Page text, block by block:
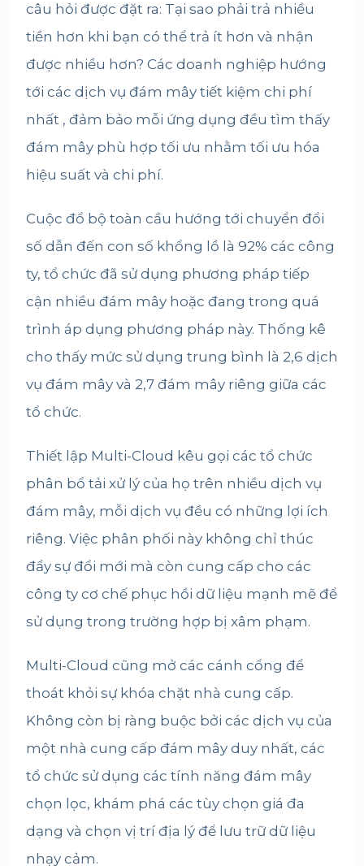
câu hỏi được đặt ra: Tại sao phải trả nhiều
tiền hơn khi bạn có thể trả ít hơn và nhận
được nhiều hơn? Các doanh nghiệp hướng
tới các dịch vụ đám mây tiết kiệm chi phí
nhất , đảm bảo mỗi ứng dụng đều tìm thấy
đám mây phù hợp tối ưu nhằm tối ưu hóa
hiệu suất và chi phí.
Cuộc đổ bộ toàn cầu hướng tới chuyển đổi
số dẫn đến con số khổng lồ là 92% các công
ty, tổ chức đã sử dụng phương pháp tiếp
cận nhiều đám mây hoặc đang trong quá
trình áp dụng phương pháp này. Thống kê
cho thấy mức sử dụng trung bình là 2,6 dịch
vụ đám mây và 2,7 đám mây riêng giữa các
tổ chức.
Thiết lập Multi-Cloud kêu gọi các tổ chức
phân bổ tải xử lý của họ trên nhiều dịch vụ
đám mây, mỗi dịch vụ đều có những lợi ích
riêng. Việc phân phối này không chỉ thúc
đẩy sự đổi mới mà còn cung cấp cho các
công ty cơ chế phục hồi dữ liệu mạnh mẽ để
sử dụng trong trường hợp bị xâm phạm.
Multi-Cloud cũng mở các cánh cổng để
thoát khỏi sự khóa chặt nhà cung cấp.
Không còn bị ràng buộc bởi các dịch vụ của
một nhà cung cấp đám mây duy nhất, các
tổ chức sử dụng các tính năng đám mây
chọn lọc, khám phá các tùy chọn giá đa
dạng và chọn vị trí địa lý để lưu trữ dữ liệu
nhạy cảm.